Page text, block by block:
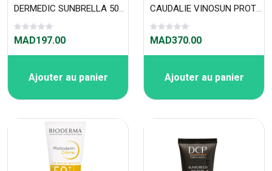
DERMEDIC SUNBRELLA 50+ sensitive skin 50ml
MAD197.00
Ajouter au panier
CAUDALIE VINOSUN PROTECT CRÈME HAUTE PROTECTION SPF50 50ML
MAD370.00
Ajouter au panier